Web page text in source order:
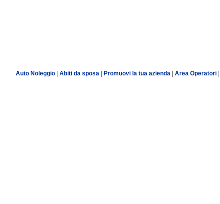
Auto Noleggio| Abiti da sposa| Promuovi la tua azienda Area Operatori